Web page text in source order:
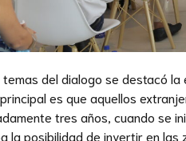
temas del dialogo se destacó
es que aquellos
tres años, cuando se
la posibilidad de invertir en